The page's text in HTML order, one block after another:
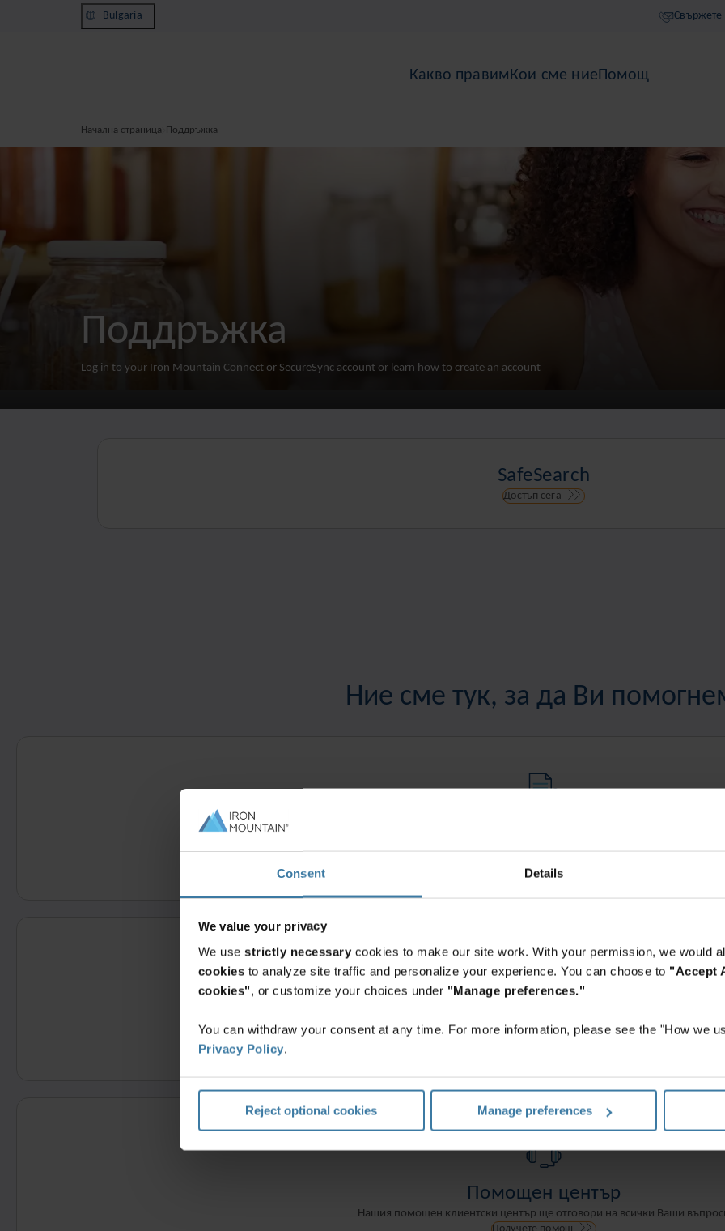
Consent Details
We value your privacy
We use strictly necessary cookies to make our site work. With your permission, we would
cookies to analyze site traffic and personalize your experience. You can choose to "Accept
cookies", or customize your choices under "Manage preferences."
You can withdraw your consent at any time. For more information, please see the "How we
Privacy Policy.
Reject optional cookies Manage preferences
Bulgaria Свържете
Какво правим Кои сме ние Помощ
Начална страница Поддръжка
Поддръжка
Log in to your Iron Mountain Connect or SecureSync account or learn how to create an account
SafeSearch
Достъп сега
Ние сме тук, за да Ви
Попълнете тази форма и специалист на Iron Mountain ще се свърже с Вас в рамките на
Получете оферта
Влезте в профила си или научете как да създадете такъв.
Помощен център
Нашия помощен клиентски център ще отговори на всички Ваши
Получете помощ